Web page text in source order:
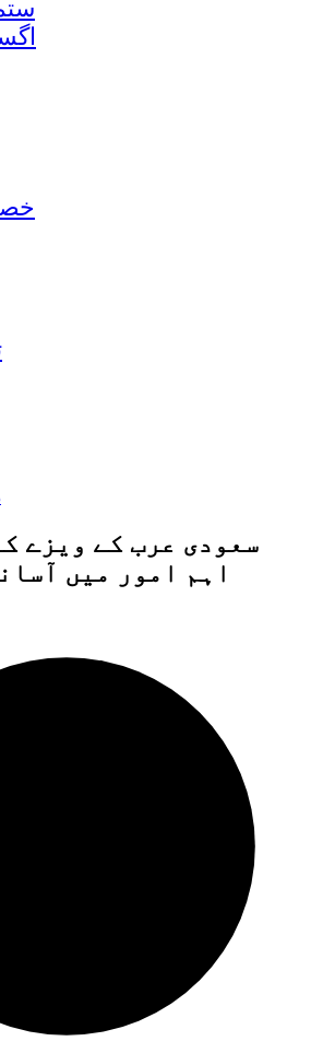
ستمبر
اگست
سعودی عرب کے ویزے
اہم امور میں